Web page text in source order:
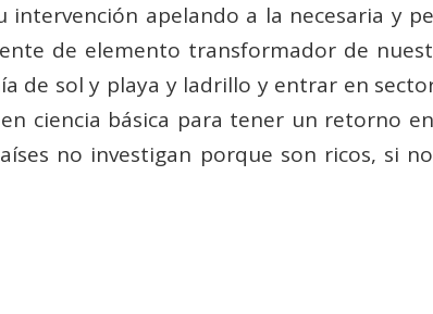
intervención apelando a la necesaria y
de elemento transformador de
de sol y playa y ladrillo y entrar en
ciencia básica para tener un retorno
no investigan porque son ricos, si